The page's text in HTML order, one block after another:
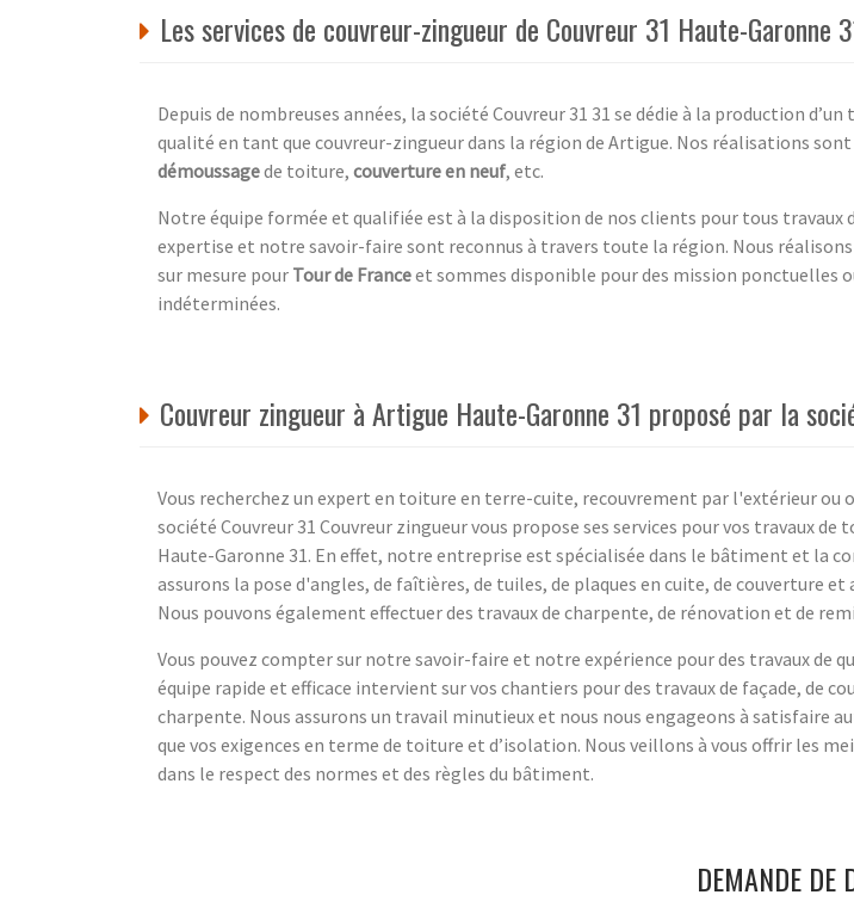
Les services de couvreur-zingueur de Couvreur 31 Haute-Garonne
Depuis de nombreuses années, la société Couvreur 31 31 se dédie à la production
qualité en tant que couvreur-zingueur dans la région de Artigue. Nos réalisations
démoussagede toiture, couverture en neuf, etc.
Notre équipe formée et qualifiée est à la disposition de nos clients pour tous travaux
expertise et notre savoir-faire sont reconnus à travers toute la région. Nous réalisons
sur mesure pour Tour de Franceet sommes disponible pour des mission ponctuelles
indéterminées.
Couvreur zingueur à Artigue Haute-Garonne 31 proposé par la
Vous recherchez un expert en toiture en terre-cuite, recouvrement par l'extérieur ou
société Couvreur 31 Couvreur zingueur vous propose ses services pour vos travaux de
Haute-Garonne 31. En effet, notre entreprise est spécialisée dans le bâtiment et la
assurons la pose d'angles, de faîtières, de tuiles, de plaques en cuite, de couverture
Nous pouvons également effectuer des travaux de charpente, de rénovation et de
Vous pouvez compter sur notre savoir-faire et notre expérience pour des travaux de
équipe rapide et efficace intervient sur vos chantiers pour des travaux de façade, de
charpente. Nous assurons un travail minutieux et nous nous engageons à satisfaire
que vos exigences en terme de toiture et d’isolation. Nous veillons à vous offrir les
dans le respect des normes et des règles du bâtiment.
DEMANDE DE